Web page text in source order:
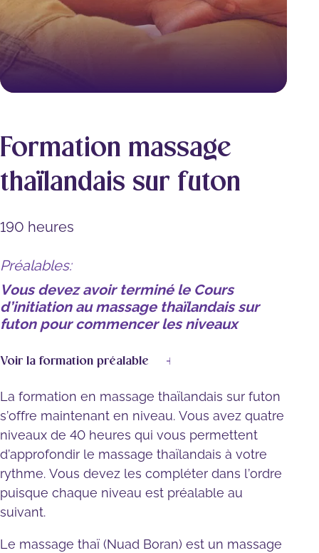
Formation massage
thaïlandais sur futon
190 heures
Préalables:
Vous devez avoir terminé le Cours
d’initiation au massage thaïlandais sur
futon pour commencer les niveaux
Voir la formation préalable
La formation en massage thaïlandais sur futon
s’offre maintenant en niveau. Vous avez quatre
niveaux de 40 heures qui vous permettent
d’approfondir le massage thaïlandais à votre
rythme. Vous devez les compléter dans l’ordre
puisque chaque niveau est préalable au
suivant.
Le massage thaï (Nuad Boran) est un massage